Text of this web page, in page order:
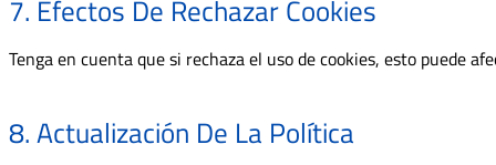
7. Efectos De Rechazar Cookies
Tenga en cuenta que si rechaza el uso de cookies, esto puede
8. Actualización De La Política